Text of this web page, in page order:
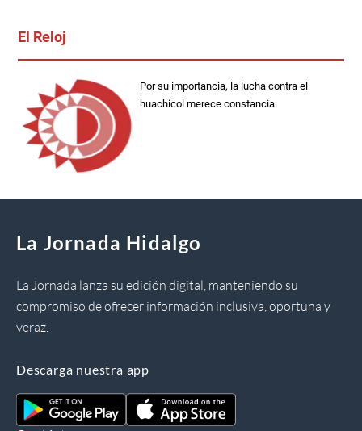
El Reloj
Por su importancia, la lucha contra el
huachicol merece constancia.
La Jornada Hidalgo
La Jornada lanza su edición digital, manteniendo su
compromiso de ofrecer información inclusiva, oportuna y
veraz.
Descarga nuestra app